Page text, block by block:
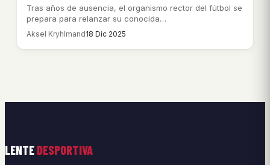
Tras años de ausencia, el organismo rector del fútbol se
prepara para relanzar su conocida…
Aksel Kryhlmand18 Dic 2025
LENTE DESPORTIVA